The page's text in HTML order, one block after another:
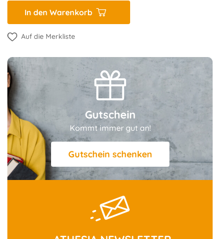
In den Warenkorb
Auf die Merkliste
Gutschein
Kommt immer gut an!
Gutschein schenken